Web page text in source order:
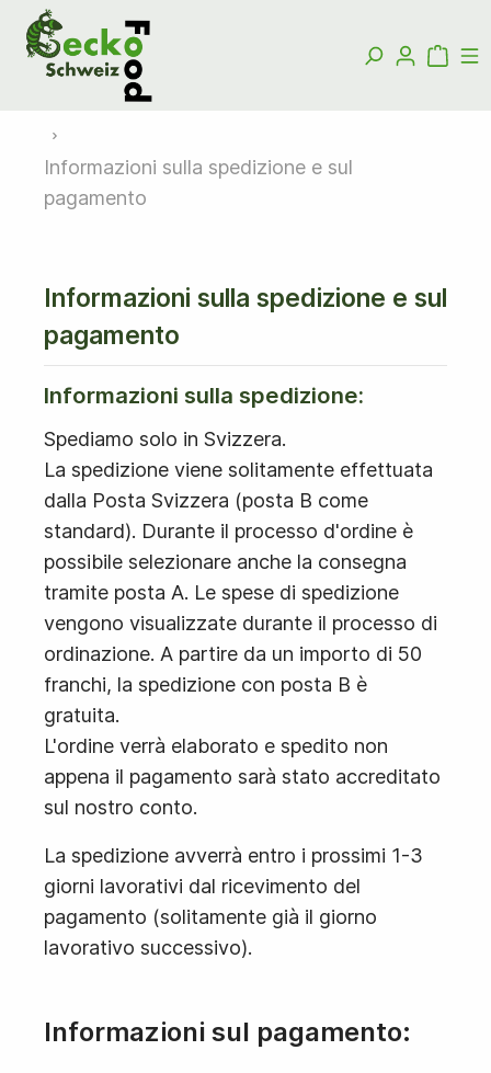
Informazioni sulla spedizione e sul
pagamento
Informazioni sulla spedizione e sul
pagamento
Informazioni sulla spedizione:
Spediamo solo in Svizzera.
La spedizione viene solitamente effettuata
dalla Posta Svizzera (posta B come
standard). Durante il processo d'ordine è
possibile selezionare anche la consegna
tramite posta A. Le spese di spedizione
vengono visualizzate durante il processo di
ordinazione. A partire da un importo di 50
franchi, la spedizione con posta B è
gratuita.
L'ordine verrà elaborato e spedito non
appena il pagamento sarà stato accreditato
sul nostro conto.
La spedizione avverrà entro i prossimi 1-3
giorni lavorativi dal ricevimento del
pagamento (solitamente già il giorno
lavorativo successivo).
Informazioni sul pagamento: